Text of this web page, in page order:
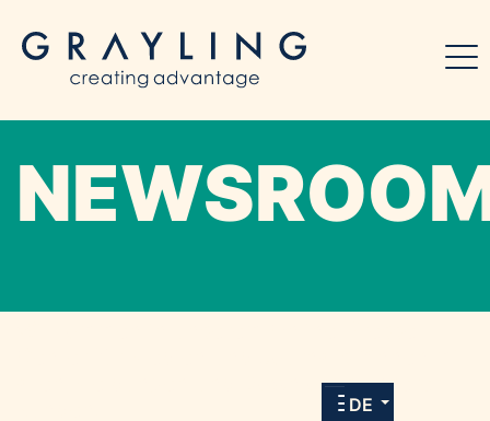
allen Meldungen und Downloads unserer
DE